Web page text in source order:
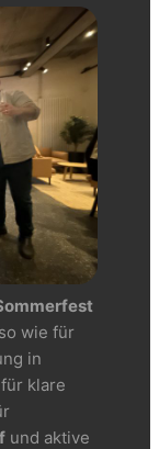
wie für
in
klare
und aktive